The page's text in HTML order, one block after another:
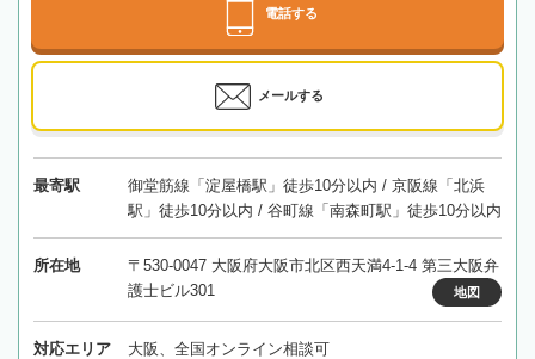
電話する
メールする
最寄駅
御堂筋線「淀屋橋駅」徒歩10分以内 / 京阪線「北浜
駅」徒歩10分以内 / 谷町線「南森町駅」徒歩10分以内
所在地
〒530-0047 大阪府大阪市北区西天満4-1-4 第三大阪弁
護士ビル301
地図
対応エリア 大阪、全国オンライン相談可